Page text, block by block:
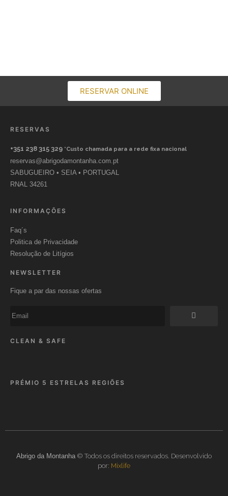
RESERVAR ONLINE
RESERVAS
+351 238 315 329 *Custo chamada para a rede fixa nacional
reservas@abrigodamontanha.com.pt
SABUGUEIRO • SEIA • PORTUGAL
RNAL 34261
INFORMAÇÕES
Faq´s
Politica de Privacidade
Resolução de Litígios
NEWSLETTER
Fique a par das nossas ofertas
CLEAN & SAFE
PRÉMIO 5 ESTRELAS REGIÕES
Abrigo da Montanha © Todos os direitos reservados. Desenvolvido
por: Mixlife